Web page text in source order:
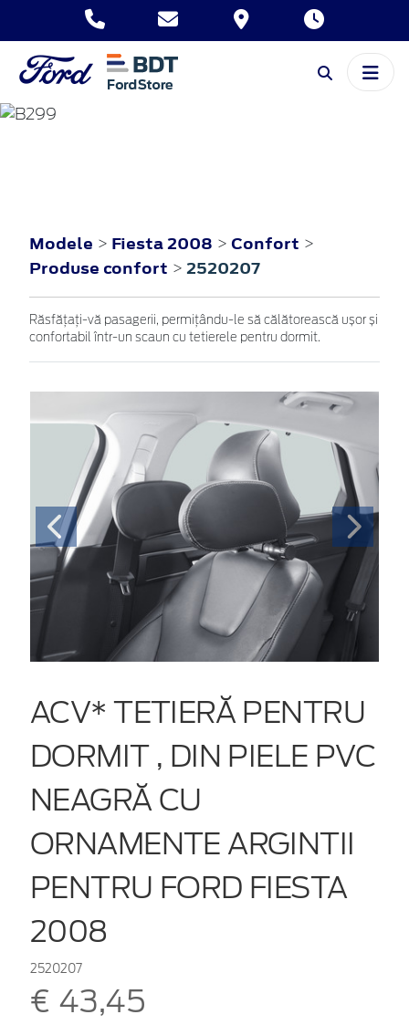
Modele > Fiesta 2008 > Confort >
Produse confort > 2520207
Răsfățați-vă pasagerii, permițându-le să călătorească ușor și
confortabil într-un scaun cu tetierele pentru dormit.
ACV* TETIERĂ PENTRU
DORMIT , DIN PIELE PVC
NEAGRĂ CU
ORNAMENTE ARGINTII
PENTRU FORD FIESTA
2008
2520207
€ 43,45